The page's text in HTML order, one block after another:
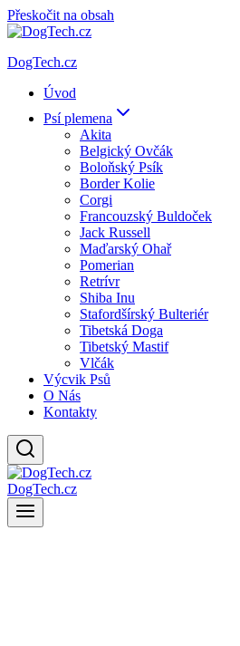
Přeskočit na obsah
DogTech.cz
Úvod
Psí plemena
Akita
Belgický Ovčák
Boloňský Psík
Border Kolie
Corgi
Francouzský Buldoček
Jack Russell
Maďarský Ohař
Pomerian
Retrívr
Shiba Inu
Stafordšírský Bulteriér
Tibetská Doga
Tibetský Mastif
Vlčák
Výcvik Psů
O Nás
Kontakty
DogTech.cz